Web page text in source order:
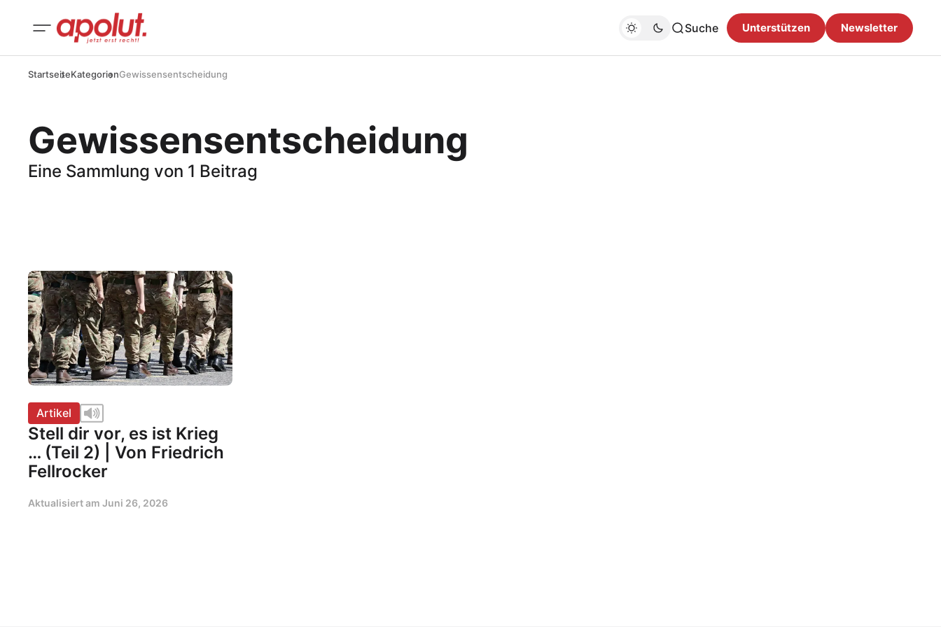
Suche Unterstützen Newsletter
StartseiteKategorienGewissensentscheidung
Gewissensentscheidung
Eine Sammlung von 1 Beitrag
Artikel
Stell dir vor, es ist Krieg
… (Teil 2) | Von Friedrich
Fellrocker
Aktualisiert am Juni 26, 2026